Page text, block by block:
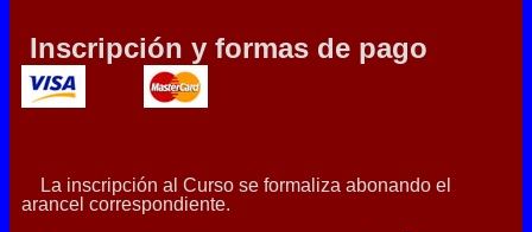
Inscripción y formas de pago
La inscripción al Curso se formaliza abonando el
arancel correspondiente.